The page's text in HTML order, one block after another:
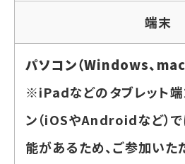
端末
パソコン（Windows、
※iPadなどのタブレット端
ン（iOSやAndroidなど）
能があるため、ご参加いた